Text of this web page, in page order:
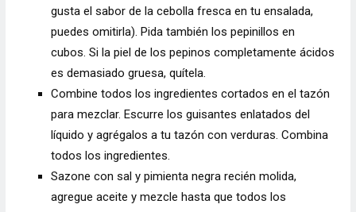
gusta el sabor de la cebolla fresca en tu ensalada,
puedes omitirla). Pida también los pepinillos en
cubos. Si la piel de los pepinos completamente ácidos
es demasiado gruesa, quítela.
Combine todos los ingredientes cortados en el tazón
para mezclar. Escurre los guisantes enlatados del
líquido y agrégalos a tu tazón con verduras. Combina
todos los ingredientes.
Sazone con sal y pimienta negra recién molida,
agregue aceite y mezcle hasta que todos los